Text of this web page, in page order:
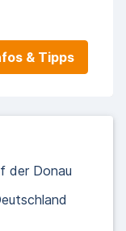
& Tipps
der Donau